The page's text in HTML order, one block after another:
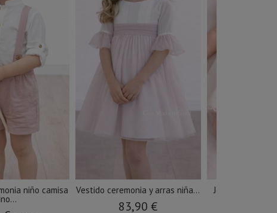
niño camisa Vestido ceremonia y arras niña...
83,90 €
Jesusito de